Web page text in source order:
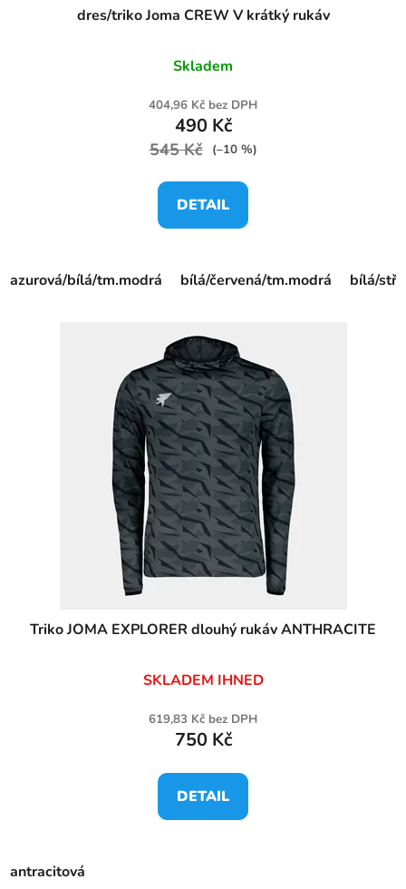
dres/triko Joma CREW V krátký rukáv
Skladem
404,96 Kč bez DPH
490 Kč
545 Kč (–10 %)
DETAIL
azurová/bílá/tm.modrá bílá/červená/tm.modrá bílá/
Triko JOMA EXPLORER dlouhý rukáv ANTHRACITE
SKLADEM IHNED
619,83 Kč bez DPH
750 Kč
DETAIL
antracitová